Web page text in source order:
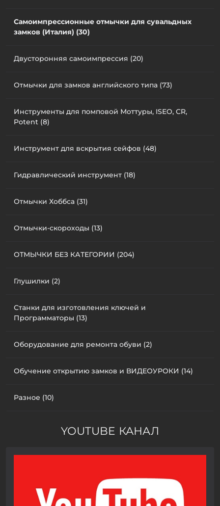
Самоимпрессионные отмычки для сувальдных
замков (Италия) (30)
Двусторонняя самоимпрессия (20)
Отмычки для замков английского типа (73)
Инструменты для помповой Моттуры, ISEO, CR,
Potent (8)
Инструмент для вскрытия сейфов (48)
Гидравлический инструмент (18)
Отмычки Хоббса (31)
Отмычки-скороходы (13)
ОТМЫЧКИ БЕЗ КАТЕГОРИИ (204)
Глушилки (2)
Станки для изготовления ключей и
Программаторы (13)
Оборудование для ремонта обуви (2)
Обучение открытию замков и ВИДЕОУРОКИ (14)
Разное (10)
YOUTUBE КАНАЛ